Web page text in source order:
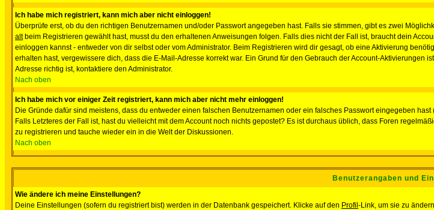
Ich habe mich registriert, kann mich aber nicht einloggen!
Überprüfe erst, ob du den richtigen Benutzernamen und/oder Passwort angegeben hast. Falls sie stimmen, gibt es zwei
altbeim Registrieren gewählt hast, musst du den erhaltenen Anweisungen folgen. Falls dies nicht der Fall ist, braucht dein
einloggen kannst - entweder von dir selbst oder vom Administrator. Beim Registrieren wird dir gesagt, ob eine Aktivierung
erhalten hast, vergewissere dich, dass die E-Mail-Adresse korrekt war. Ein Grund für den Gebrauch der Account-
Adresse richtig ist, kontaktiere den Administrator.
Nach oben
Ich habe mich vor einiger Zeit registriert, kann mich aber nicht mehr einloggen!
Die Gründe dafür sind meistens, dass du entweder einen falschen Benutzernamen oder ein falsches Passwort eingegeben
Falls Letzteres der Fall ist, hast du vielleicht mit dem Account noch nichts gepostet? Es ist durchaus üblich, dass Foren
zu registrieren und tauche wieder ein in die Welt der Diskussionen.
Nach oben
Benutzerangaben und
Wie ändere ich meine Einstellungen?
Deine Einstellungen (sofern du registriert bist) werden in der Datenbank gespeichert. Klicke auf den Profil -Link, um sie zu